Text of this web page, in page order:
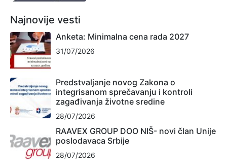
Najnovije vesti
Anketa: Minimalna cena rada 2027
31/07/2026
Predstvaljanje novog Zakona o
integrisanom sprečavanju i kontroli
zagađivanja životne sredine
28/07/2026
RAAVEX GROUP DOO NIŠ- novi član Unije
poslodavaca Srbije
28/07/2026